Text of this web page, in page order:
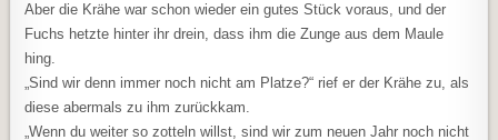
Aber die Krähe war schon wieder ein gutes Stück voraus, und der
Fuchs hetzte hinter ihr drein, dass ihm die Zunge aus dem Maule
hing.
„Sind wir denn immer noch nicht am Platze?“ rief er der Krähe zu, als
diese abermals zu ihm zurückkam.
„Wenn du weiter so zotteln willst, sind wir zum neuen Jahr noch nicht